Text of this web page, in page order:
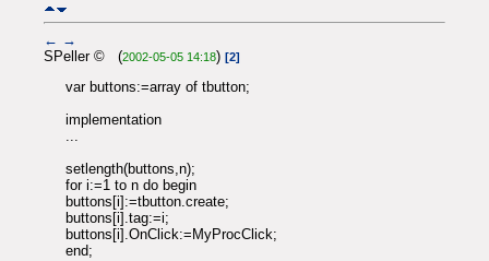
← →
SPeller © (2002-05-05 14:18) [2]
var buttons:=array of tbutton;
implementation
...
setlength(buttons,n);
for i:=1 to n do begin
buttons[i]:=tbutton.create;
buttons[i].tag:=i;
buttons[i].OnClick:=MyProcClick;
end;